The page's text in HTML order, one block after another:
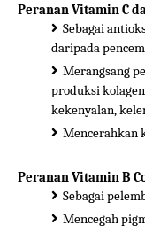
Peranan Vitamin C
Sebagai
daripada
Merangsang
produksi
kekenyalan,
Mencerahkan
Peranan Vitamin B
Sebagai
Mencegah